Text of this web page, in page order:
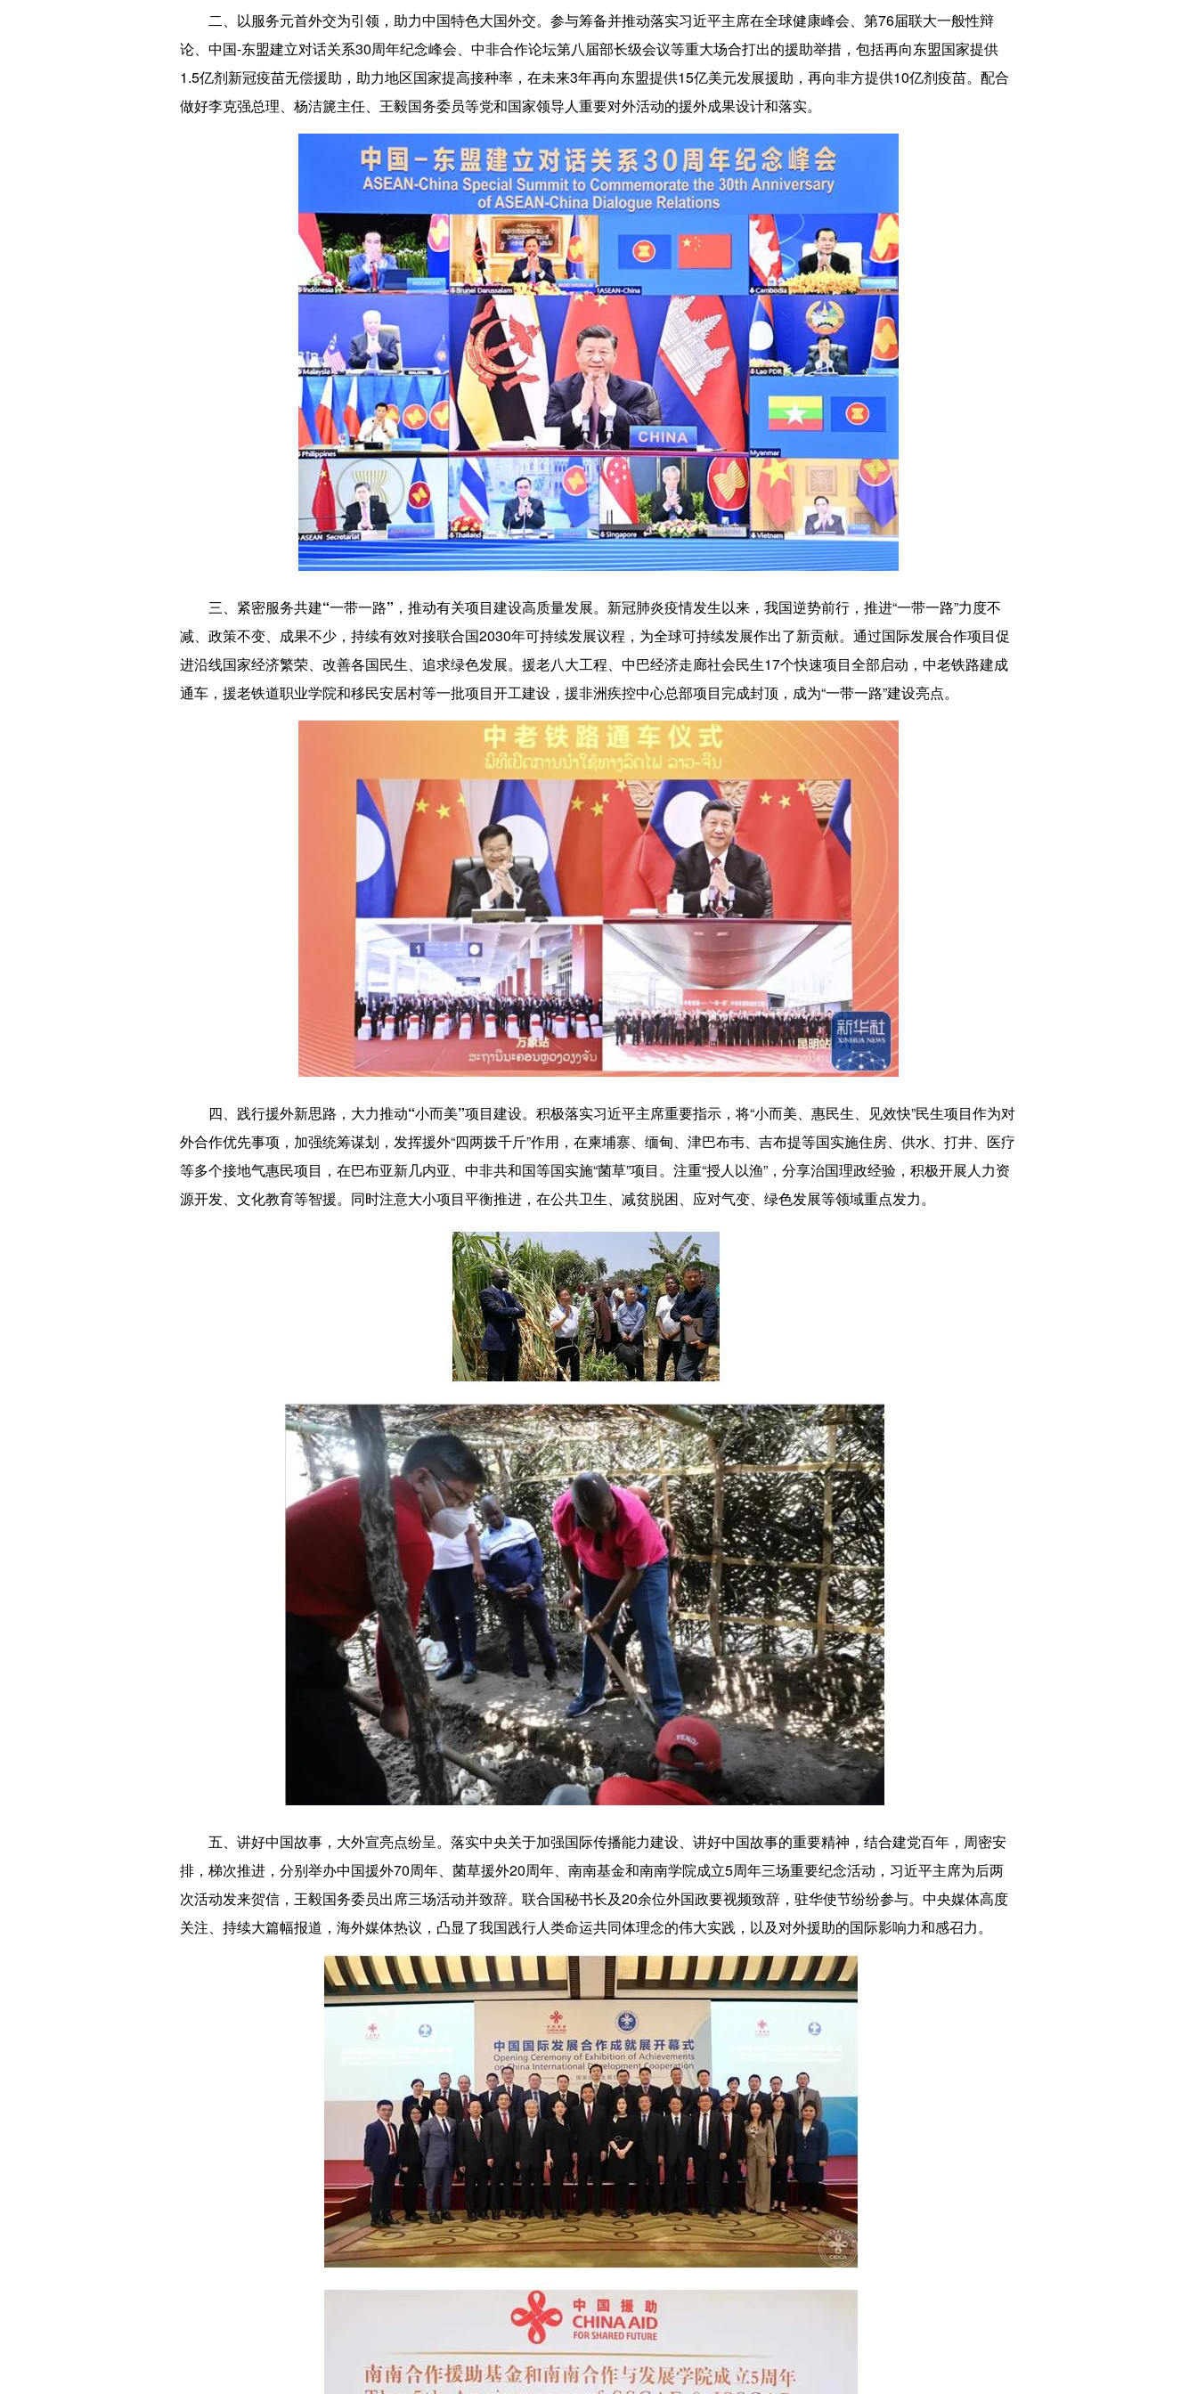
二、以服务元首外交为引领，助力中国特色大国外交。 参与筹备并推动落实习近平主席在全球健康峰会、第76届联大一般性辩
论、中国-东盟建立对话关系30周年纪念峰会、中非合作论坛第八届部长级会议等重大场合打出的援助举措，包括再向东盟国家提供
1.5亿剂新冠疫苗无偿援助，助力地区国家提高接种率，在未来3年再向东盟提供15亿美元发展援助，再向非方提供10亿剂疫苗。配合
做好李克强总理、杨洁篪主任、王毅国务委员等党和国家领导人重要对外活动的援外成果设计和落实。
三、紧密服务共建“一带一路”，推动有关项目建设高质量发展。 新冠肺炎疫情发生以来，我国逆势前行，推进“一带一路”力度不
减、政策不变、成果不少，持续有效对接联合国2030年可持续发展议程，为全球可持续发展作出了新贡献。通过国际发展合作项目促
进沿线国家经济繁荣、改善各国民生、追求绿色发展。援老八大工程、中巴经济走廊社会民生17个快速项目全部启动，中老铁路建成
通车，援老铁道职业学院和移民安居村等一批项目开工建设，援非洲疾控中心总部项目完成封顶，成为“一带一路”建设亮点。
四、践行援外新思路，大力推动“小而美”项目建设。 积极落实习近平主席重要指示，将“小而美、惠民生、见效快”民生项目作为对
外合作优先事项，加强统筹谋划，发挥援外“四两拨千斤”作用，在柬埔寨、缅甸、津巴布韦、吉布提等国实施住房、供水、打井、医疗
等多个接地气惠民项目，在巴布亚新几内亚、中非共和国等国实施“菌草”项目。注重“授人以渔”，分享治国理政经验，积极开展人力资
源开发、文化教育等智援。同时注意大小项目平衡推进，在公共卫生、减贫脱困、应对气变、绿色发展等领域重点发力。
五、讲好中国故事，大外宣亮点纷呈。 落实中央关于加强国际传播能力建设、讲好中国故事的重要精神，结合建党百年，周密安
排，梯次推进，分别举办中国援外70周年、菌草援外20周年、南南基金和南南学院成立5周年三场重要纪念活动，习近平主席为后两
次活动发来贺信，王毅国务委员出席三场活动并致辞。联合国秘书长及20余位外国政要视频致辞，驻华使节纷纷参与。中央媒体高度
关注、持续大篇幅报道，海外媒体热议，凸显了我国践行人类命运共同体理念的伟大实践，以及对外援助的国际影响力和感召力。